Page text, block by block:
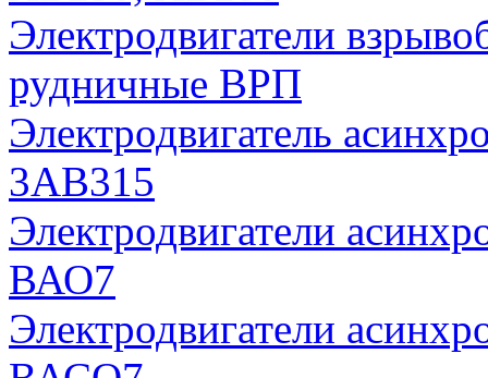
Электродвигатели
рудничные ВРП
Электродвигатель
3АВ315
Электродвигатели
ВАО7
Электродвигатели